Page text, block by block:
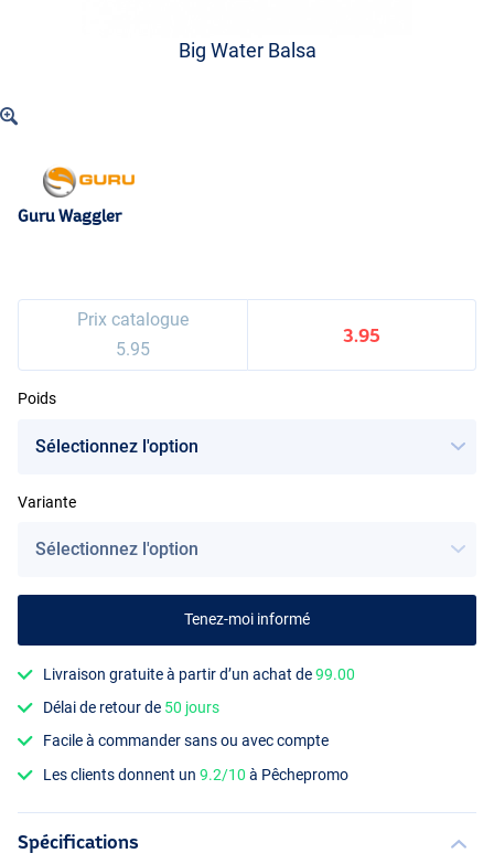
Big Water Balsa
Balsa
Guru Waggler
Prix catalogue
5.95
3.95
Poids
Variante
Tenez-moi informé
Livraison gratuite à partir d’un achat de99.00
Délai de retour de 50 jours
Facile à commander sans ou avec compte
Les clients donnent un9.2/10 à Pêchepromo
Spécifications